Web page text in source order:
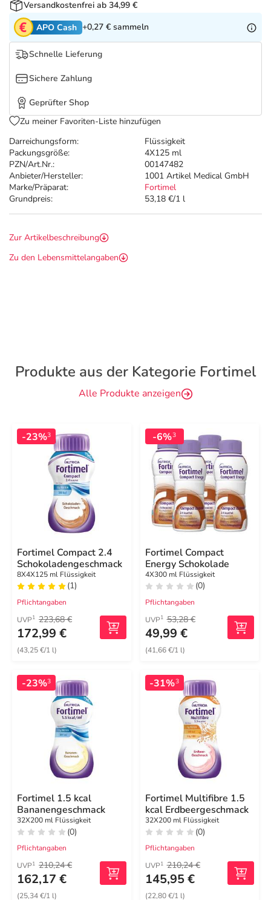
Tierapotheke
Vitamine & Mineralstoffe
Marken
Salus Deals
Darreichungsform:
Flüssigkeit
Packungsgröße:
4X125 ml
PZN/Art.Nr.:
00147482
Anbieter/Hersteller:
1001 Artikel Medical GmbH
Marke/Präparat:
Fortimel
Grundpreis:
53,18 €/1 l
Versandkostenfrei ab 34,99 €
APO Cash +0,27 € sammeln
Schnelle Lieferung
Sichere Zahlung
Geprüfter Shop
Zu meiner Favoriten-Liste hinzufügen
Zur Artikelbeschreibung
Zu den Lebensmittelangaben
Produkte aus der Kategorie Fortimel
Alle Produkte anzeigen
-23%3
Fortimel Compact 2.4
Schokoladengeschmack
8X4X125 ml Flüssigkeit
(1)
Pflichtangaben
UVP1 223,68 €
172,99 €
(43,25 €/1 l)
-6%3
Fortimel Compact
Energy Schokolade
4X300 ml Flüssigkeit
(0)
Pflichtangaben
UVP1 53,28 €
49,99 €
(41,66 €/1 l)
-23%3
Fortimel 1.5 kcal
Bananengeschmack
32X200 ml Flüssigkeit
(0)
Pflichtangaben
UVP1 210,24 €
162,17 €
(25,34 €/1 l)
-31%3
Fortimel Multifibre 1.5
kcal Erdbeergeschmack
32X200 ml Flüssigkeit
(0)
Pflichtangaben
UVP1 210,24 €
145,95 €
(22,80 €/1 l)